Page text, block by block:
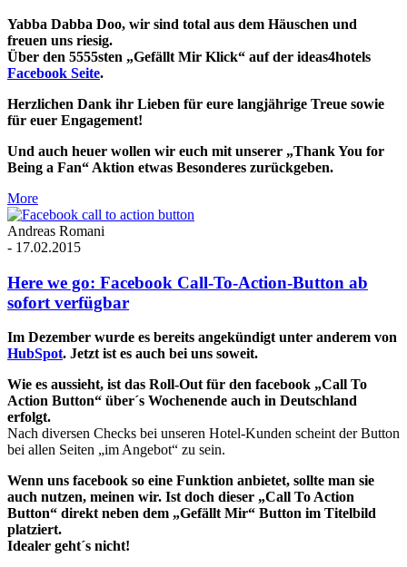
Yabba Dabba Doo, wir sind total aus dem Häuschen und
freuen uns riesig.
Über den 5555sten „Gefällt Mir Klick“ auf der ideas4hotels
Facebook Seite.
Herzlichen Dank ihr Lieben für eure langjährige Treue sowie
für euer Engagement!
Und auch heuer wollen wir euch mit unserer „Thank You for
Being a Fan“ Aktion etwas Besonderes zurückgeben.
More
Andreas Romani
- 17.02.2015
Here we go: Facebook Call-To-Action-Button ab
sofort verfügbar
Im Dezember wurde es bereits angekündigt unter anderem von
HubSpot. Jetzt ist es auch bei uns soweit.
Wie es aussieht, ist das Roll-Out für den facebook „Call To
Action Button“ über´s Wochenende auch in Deutschland
erfolgt.
Nach diversen Checks bei unseren Hotel-Kunden scheint der Button
bei allen Seiten „im Angebot“ zu sein.
Wenn uns facebook so eine Funktion anbietet, sollte man sie
auch nutzen, meinen wir. Ist doch dieser „Call To Action
Button“ direkt neben dem „Gefällt Mir“ Button im Titelbild
platziert.
Idealer geht´s nicht!